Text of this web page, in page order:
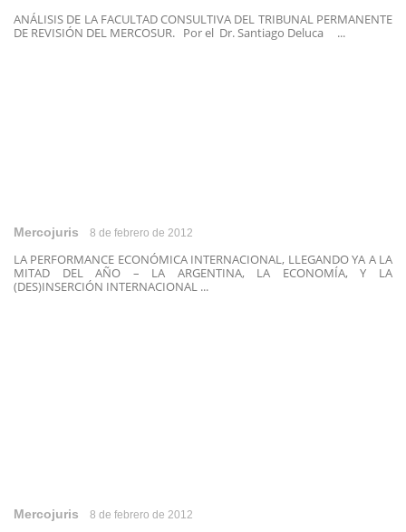
ANÁLISIS DE LA FACULTAD CONSULTIVA DEL TRIBUNAL PERMANENTE
DE REVISIÓN DEL MERCOSUR. Por el Dr. Santiago Deluca ...
Mercojuris 8 de febrero de 2012
LA PERFORMANCE ECONÓMICA INTERNACIONAL, LLEGANDO YA A LA
MITAD DEL AÑO – LA ARGENTINA, LA ECONOMÍA, Y LA
(DES)INSERCIÓN INTERNACIONAL ...
Mercojuris 8 de febrero de 2012